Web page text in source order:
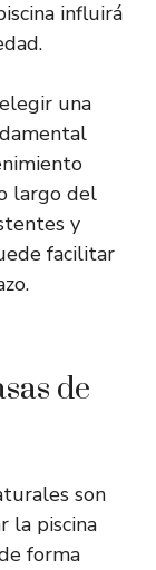
influirá
una
largo del
y
facilitar
de
son
la piscina
forma